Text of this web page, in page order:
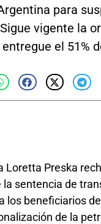
para
vigente la
el 51%
Loretta Preska
la sentencia de
los beneficiarios
de la